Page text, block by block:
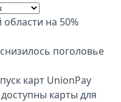
на 50%
поголовье
карт UnionPay
карты для